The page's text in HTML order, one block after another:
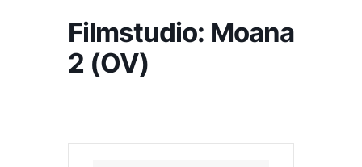
Filmstudio: Moana
2 (OV)